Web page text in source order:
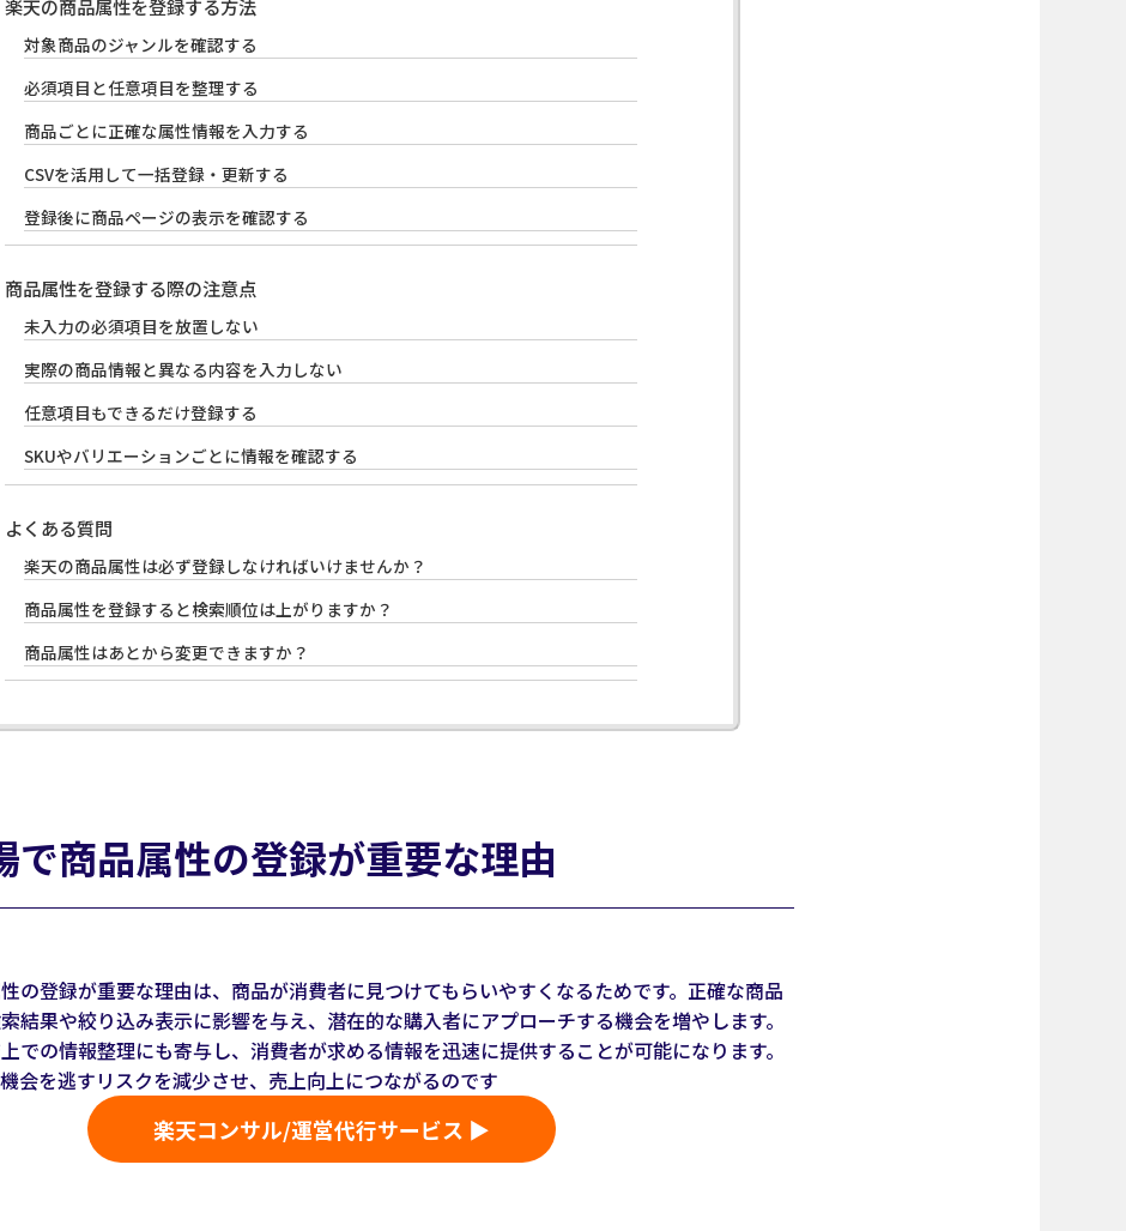
楽天の商品属性を登録する方法
対象商品のジャンルを確認する
必須項目と任意項目を整理する
商品ごとに正確な属性情報を入力する
CSVを活用して一括登録・更新する
登録後に商品ページの表示を確認する
商品属性を登録する際の注意点
未入力の必須項目を放置しない
実際の商品情報と異なる内容を入力しない
任意項目もできるだけ登録する
SKUやバリエーションごとに情報を確認する
よくある質問
楽天の商品属性は必ず登録しなければいけませんか？
商品属性を登録すると検索順位は上がりますか？
商品属性はあとから変更できますか？
で商品属性の登録が重要な理由
の登録が重要な理由は、商品が消費者に見つけてもらいやすくなるためです。正確な商品
結果や絞り込み表示に影響を与え、潜在的な購入者にアプローチする機会を増やします。
での情報整理にも寄与し、消費者が求める情報を迅速に提供することが可能になります。
会を逃すリスクを減少させ、売上向上につながるのです
楽天コンサル/運営代行サービス ▶